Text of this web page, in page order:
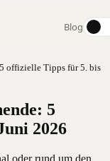
Blog
offizielle Tipps für 5. bis
5
2026
oder rund um den